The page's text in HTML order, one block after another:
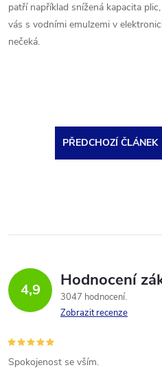
patří například snížená kapacita
vás s vodními emulzemi v
nečeká.
PŘEDCHOZÍ ČLÁNEK
4,9 Hodnocení
3047 hodnocení
Zobrazit recenze
Spokojenost se vším.